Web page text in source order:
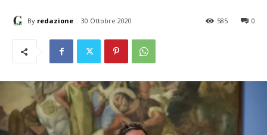
By redazione 30 Ottobre 2020 0
585